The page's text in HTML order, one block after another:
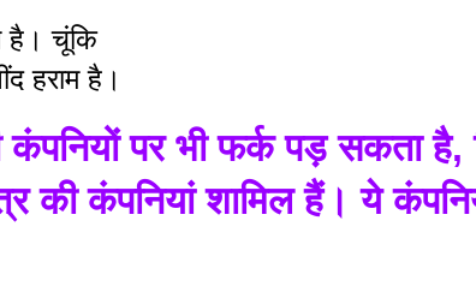
है। चूंकि
हराम है।
पर भी फर्क पड़ सकता है,
की कंपनियां शामिल हैं। ये